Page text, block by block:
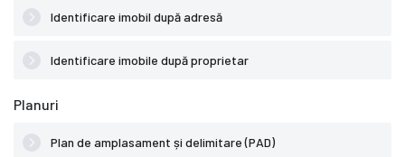
Identificare imobil după adresă
Identificare imobile după proprietar
Planuri
Plan de amplasament și delimitare (PAD)